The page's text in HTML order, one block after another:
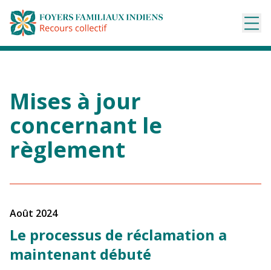
au
contenu
Mises à jour
concernant le
règlement
août 2024
Le processus de réclamation a
maintenant débuté